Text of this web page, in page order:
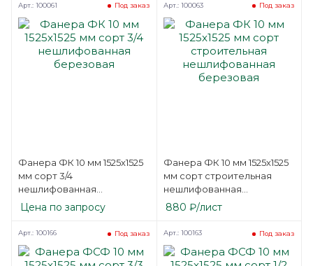
Фанера ФК 10 мм 1525х1525
мм сорт 3/4
нешлифованная
березовая
Под заказ
Арт.: 100061
Цена по запросу
Фанера ФК 10 мм 1525х1525
мм сорт строительная
нешлифованная
березовая
Под заказ
Арт.: 100063
880 ₽/лист
Под заказ
Арт.: 100166 Под заказ
Арт.: 100163